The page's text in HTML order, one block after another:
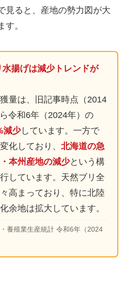
見ると、産地の勢力図が大
す。
揚げは減少トレンドが
量は、旧記事時点（2014
令和6年（2024年）の
減少しています。一方で
化しており、 北海道の急
本州産地の減少という構
しています。天然ブリ全
高まっており、特に北陸
余地は拡大しています。
養殖業生産統計 令和6年（2024